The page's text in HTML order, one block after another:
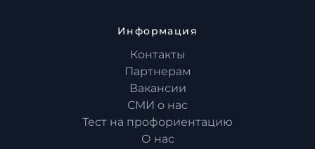
Информация
Контакты
Партнерам
Вакансии
СМИ о нас
Тест на профориентацию
О нас